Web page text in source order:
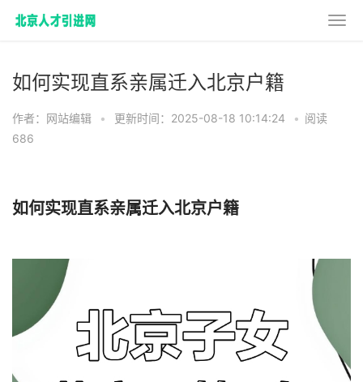
如何实现直系亲属迁入北京户籍
作者：网站编辑 • 更新时间：2025-08-18 10:14:24 • 阅读
686
如何实现直系亲属迁入北京户籍